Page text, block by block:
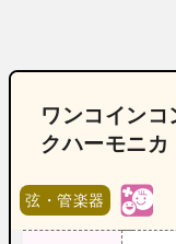
ワンコイン
クハーモニカ
弦・管楽器